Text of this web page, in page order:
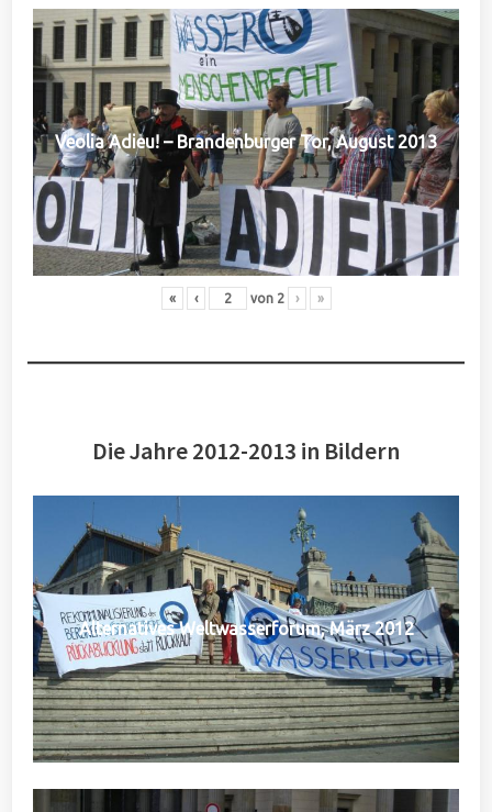
Veolia Adieu! – Brandenburger Tor, August 2013
« ‹ von 2 › »
Die Jahre 2012-2013 in Bildern
Alternatives Weltwasserforum, März 2012